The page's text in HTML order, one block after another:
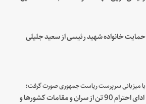
حمایت خانواده شهید رئیسی از سعید جلیلی
با میزبانی سرپرست ریاست جمهوری صورت گرفت؛
ادای احترام 90 تن از سران و مقامات کشورها و